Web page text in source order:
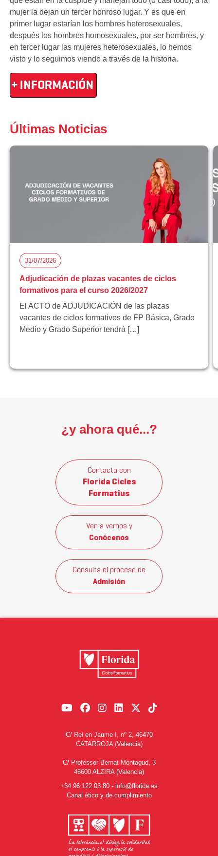
mujer la dejan un tercer honroso lugar. Y es que en
primer lugar estarían los hombres heterosexuales,
después los hombres homosexuales, por ser hombres, y
en tercer lugar las mujeres heterosexuales, lo hemos
visto y lo seguimos viendo a través de la historia.
Últimas Noticias
31/07/2026
Adjudicación de plazas vacantes de ciclos
formativos para el curso 2026/2027
El ACTO de ADJUDICACIÓN de las plazas
vacantes de ciclos formativos de FP Básica, Grado
Medio y Grado Superior tendrá […]
¿y ahora qué...?
Contacta con
Florida Cicles
Formatius
Ven a vernos y
Conócenos
Consulta el proceso de
Admisión
C/ Rei en Jaume I, nº 2, 46470
CATARROJA (Valencia)
C/ Professor Bernat Montagud, 3
46600 ALZIRA (Valencia)
+34 96 122 03 80 - info@florida.es
Canal ético y de cumplimiento